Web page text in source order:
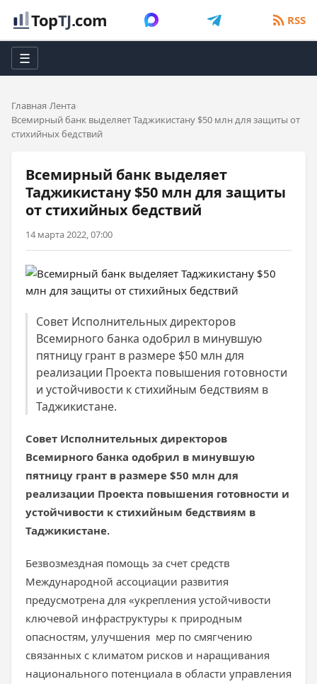
TopTJ.com RSS
☰
Главная Лента
Всемирный банк выделяет Таджикистану $50 млн для защиты от
стихийных бедствий
Всемирный банк выделяет
Таджикистану $50 млн для защиты
от стихийных бедствий
14 марта 2022, 07:00
Совет Исполнительных директоров
Всемирного банка одобрил в минувшую
пятницу грант в размере $50 млн для
реализации Проекта повышения готовности
и устойчивости к стихийным бедствиям в
Таджикистане.
Совет Исполнительных директоров
Всемирного банка одобрил в минувшую
пятницу грант в размере $50 млн для
реализации Проекта повышения готовности и
устойчивости к стихийным бедствиям в
Таджикистане.
Безвозмездная помощь за счет средств
Международной ассоциации развития
предусмотрена для «укрепления устойчивости
ключевой инфраструктуры к природным
опасностям, улучшения мер по смягчению
связанных с климатом рисков и наращивания
национального потенциала в области управления